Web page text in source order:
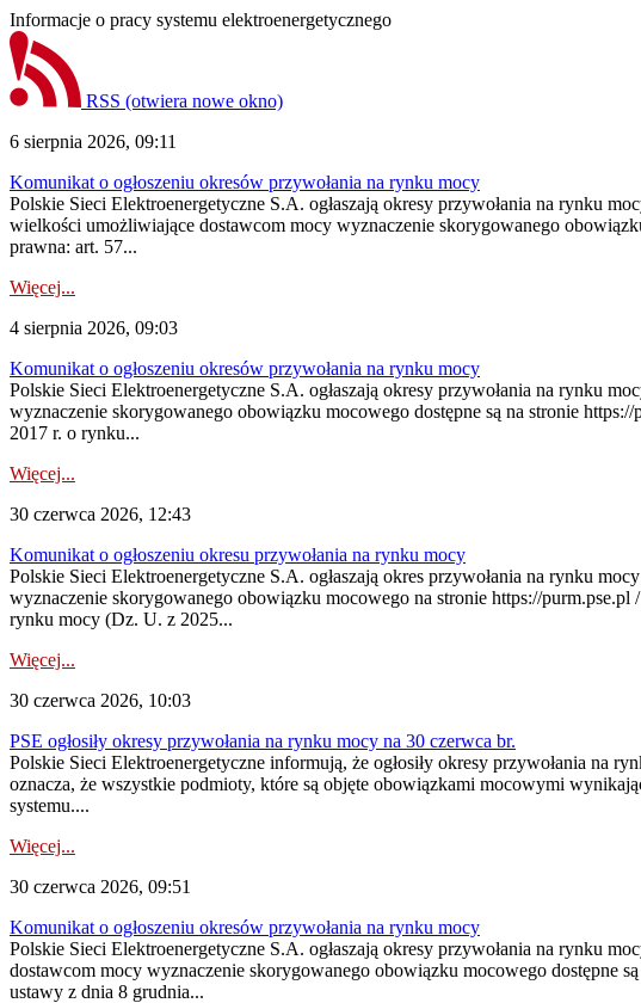
Informacje o pracy systemu elektroenergetycznego
RSS (otwiera nowe okno)
6 sierpnia 2026, 09:11
Komunikat o ogłoszeniu okresów przywołania na rynku mocy
Polskie Sieci Elektroenergetyczne S.A. ogłaszają okresy przywołania na rynku
wielkości umożliwiające dostawcom mocy wyznaczenie skorygowanego
prawna: art. 57...
Więcej...
4 sierpnia 2026, 09:03
Komunikat o ogłoszeniu okresów przywołania na rynku mocy
Polskie Sieci Elektroenergetyczne S.A. ogłaszają okresy przywołania na rynku
wyznaczenie skorygowanego obowiązku mocowego dostępne są na stronie
2017 r. o rynku...
Więcej...
30 czerwca 2026, 12:43
Komunikat o ogłoszeniu okresu przywołania na rynku mocy
Polskie Sieci Elektroenergetyczne S.A. ogłaszają okres przywołania na rynku
wyznaczenie skorygowanego obowiązku mocowego na stronie https://
rynku mocy (Dz. U. z 2025...
Więcej...
30 czerwca 2026, 10:03
PSE ogłosiły okresy przywołania na rynku mocy na 30 czerwca br.
Polskie Sieci Elektroenergetyczne informują, że ogłosiły okresy przywołania na
oznacza, że wszystkie podmioty, które są objęte obowiązkami mocowymi
systemu....
Więcej...
30 czerwca 2026, 09:51
Komunikat o ogłoszeniu okresów przywołania na rynku mocy
Polskie Sieci Elektroenergetyczne S.A. ogłaszają okresy przywołania na rynku
dostawcom mocy wyznaczenie skorygowanego obowiązku mocowego dostępne
ustawy z dnia 8 grudnia...